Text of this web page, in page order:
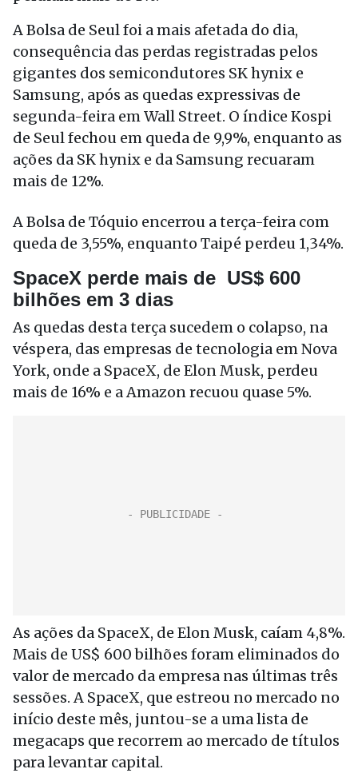
A Bolsa de Seul foi a mais afetada do dia,
consequência das perdas registradas pelos
gigantes dos semicondutores SK hynix e
Samsung, após as quedas expressivas de
segunda-feira em Wall Street. O índice Kospi
de Seul fechou em queda de 9,9%, enquanto as
ações da SK hynix e da Samsung recuaram
mais de 12%.
A Bolsa de Tóquio encerrou a terça-feira com
queda de 3,55%, enquanto Taipé perdeu 1,34%.
SpaceX perde mais de US$ 600
bilhões em 3 dias
As quedas desta terça sucedem o colapso, na
véspera, das empresas de tecnologia em Nova
York, onde a SpaceX, de Elon Musk, perdeu
mais de 16% e a Amazon recuou quase 5%.
As ações da SpaceX, de Elon Musk, caíam 4,8%.
Mais de US$ 600 bilhões foram eliminados do
valor de mercado da empresa nas últimas três
sessões. A SpaceX, que estreou no mercado no
início deste mês, juntou-se a uma lista de
megacaps que recorrem ao mercado de títulos
para levantar capital.